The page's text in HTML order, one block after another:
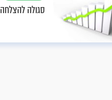
סגולה להצלחה